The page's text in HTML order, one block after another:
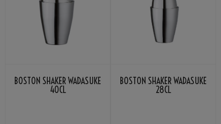
BOSTON SHAKER WADASUKE
40CL
BOSTON SHAKER WADASUKE
28CL